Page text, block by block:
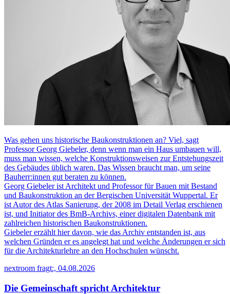
Was gehen uns historische Baukonstruktionen an? Viel, sagt
Professor Georg Giebeler, denn wenn man ein Haus umbauen will,
muss man wissen, welche Konstruktionsweisen zur Entstehungszeit
des Gebäudes üblich waren. Das Wissen braucht man, um seine
Bauherr:innen gut beraten zu können.
Georg Giebeler ist Architekt und Professor für Bauen mit Bestand
und Baukonstruktion an der Bergischen Universität Wuppertal. Er
ist Autor des Atlas Sanierung, der 2008 im Detail Verlag erschienen
ist, und Initiator des BmB-Archivs, einer digitalen Datenbank mit
zahlreichen historischen Baukonstruktionen.
Giebeler erzählt hier davon, wie das Archiv entstanden ist, aus
welchen Gründen er es angelegt hat und welche Änderungen er sich
für die Architekturlehre an den Hochschulen wünscht.
nextroom fragt:, 04.08.2026
Die Gemeinschaft spricht Architektur